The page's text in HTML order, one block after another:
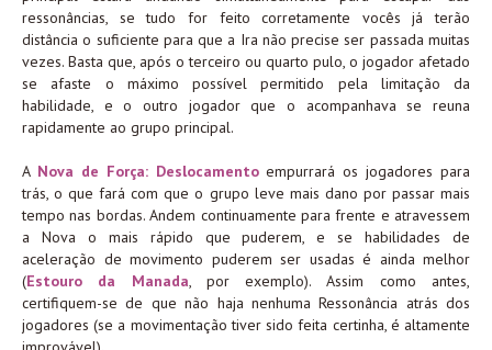
ressonâncias, se tudo for feito corretamente vocês já terão
distância o suficiente para que a Ira não precise ser passada muitas
vezes. Basta que, após o terceiro ou quarto pulo, o jogador afetado
se afaste o máximo possível permitido pela limitação da
habilidade, e o outro jogador que o acompanhava se reuna
rapidamente ao grupo principal.
A Nova de Força: Deslocamento empurrará os jogadores para
trás, o que fará com que o grupo leve mais dano por passar mais
tempo nas bordas. Andem continuamente para frente e atravessem
a Nova o mais rápido que puderem, e se habilidades de
aceleração de movimento puderem ser usadas é ainda melhor
(Estouro da Manada, por exemplo). Assim como antes,
certifiquem-se de que não haja nenhuma Ressonância atrás dos
jogadores (se a movimentação tiver sido feita certinha, é altamente